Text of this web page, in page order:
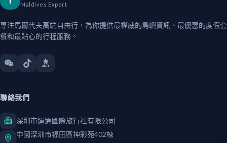
Maldives Expert
專注馬爾代夫高端自由行，為你提供最權威的島嶼資訊、最優惠的度假套
餐和最貼心的行程服務。
聯絡我們
深圳市運通國際旅行社有限公司
中國深圳市福田區神彩苑402棟